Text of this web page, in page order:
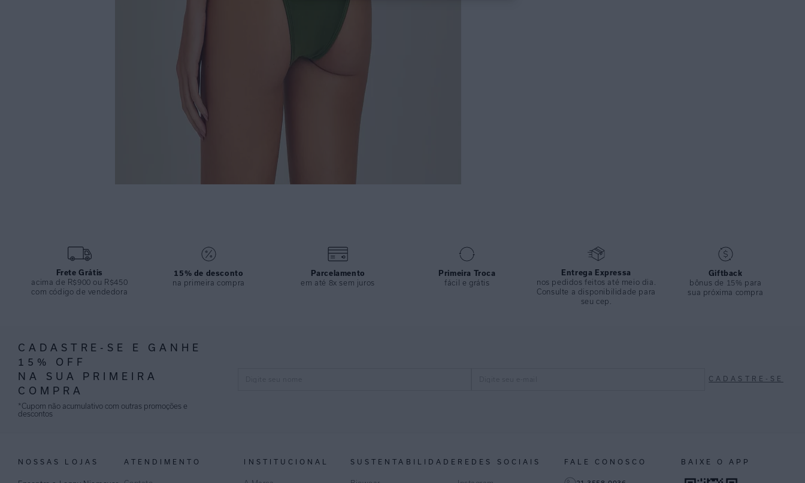
Frete Grátis
acima de R$900 ou R$450
com código de vendedora
15% de desconto
na primeira compra
Parcelamento
em até 8x sem juros
Primeira Troca
fácil e grátis
Entrega Expressa
nos pedidos feitos até meio dia.
Consulte a disponibilidade para
seu cep.
Giftback
bônus de 15% para
sua próxima compra
CADASTRE-SE E GANHE
15% OFF
NA SUA PRIMEIRA
COMPRA
*Cupom não acumulativo com outras promoções e
descontos
CADASTRE-SE
NOSSAS LOJAS ATENDIMENTO INSTITUCIONAL SUSTENTABILIDADE REDES SOCIAIS FALE CONOSCO BAIXE O APP